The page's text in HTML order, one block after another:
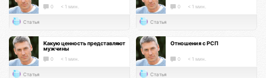
0 < 1 мин.
Статья
0 < 1 мин.
Статья
Какую ценность представляют
мужчины
0 < 1 мин.
Статья
Отношения с РСП
0 < 1 мин.
Статья